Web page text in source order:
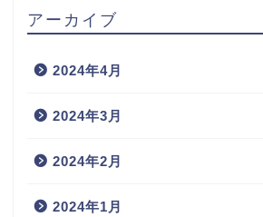
アーカイブ
2024年4月
2024年3月
2024年2月
2024年1月